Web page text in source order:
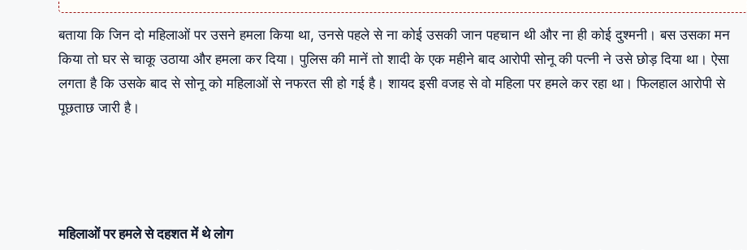
बताया कि जिन दो महिलाओं पर उसने हमला किया था, उनसे पहले से ना कोई उसकी जान पहचान थी और ना ही कोई दुश्मनी। बस उसका मन
किया तो घर से चाकू उठाया और हमला कर दिया। पुलिस की मानें तो शादी के एक महीने बाद आरोपी सोनू की पत्नी ने उसे छोड़ दिया था। ऐसा
लगता है कि उसके बाद से सोनू को महिलाओं से नफरत सी हो गई है। शायद इसी वजह से वो महिला पर हमले कर रहा था। फिलहाल आरोपी से
पूछताछ जारी है।
महिलाओं पर हमले से दहशत में थे लोग